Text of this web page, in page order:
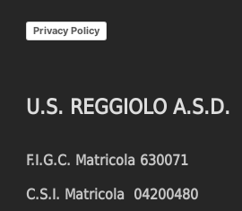
Privacy Policy
U.S. REGGIOLO A.S.D.
F.I.G.C. Matricola 630071
C.S.I. Matricola 04200480